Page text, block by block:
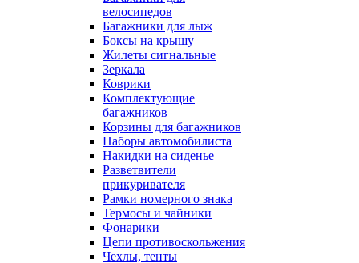
велосипедов
Багажники для лыж
Боксы на крышу
Жилеты сигнальные
Зеркала
Коврики
Комплектующие
багажников
Корзины для багажников
Наборы автомобилиста
Накидки на сиденье
Разветвители
прикуривателя
Рамки номерного знака
Термосы и чайники
Фонарики
Цепи противоскольжения
Чехлы, тенты